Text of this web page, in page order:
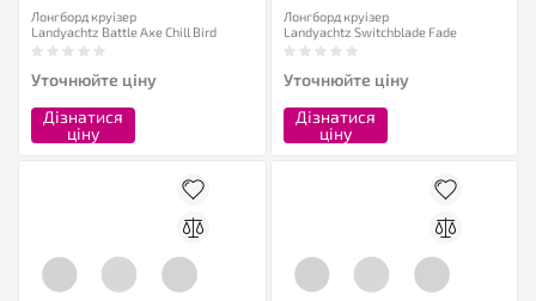
Лонгборд круізер
Landyachtz Battle Axe Chill Bird
Уточнюйте ціну
Дізнатися
ціну
Лонгборд круізер
Landyachtz Switchblade Fade
Уточнюйте ціну
Дізнатися
ціну